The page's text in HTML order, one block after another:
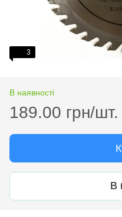
3
В наявності
189.00 грн/шт.
В